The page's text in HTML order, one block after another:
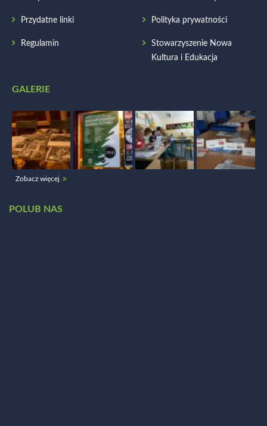
Przydatne linki Polityka prywatności
Regulamin
Stowarzyszenie Nowa
Kultura i Edukacja
GALERIE
Zobacz więcej
POLUB NAS